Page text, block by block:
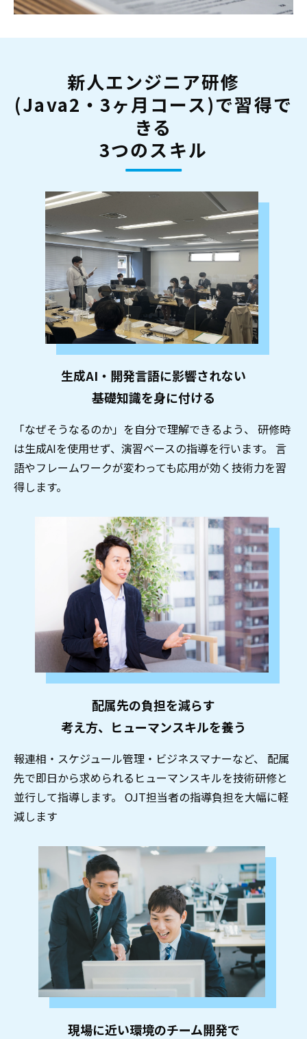
新人エンジニア研修
(Java2・3ヶ月コース)で習得で
きる
3つのスキル
生成AI・開発言語に影響されない
基礎知識を身に付ける
「なぜそうなるのか」を自分で理解できるよう、 研修時
は生成AIを使用せず、演習ベースの指導を行います。 言
語やフレームワークが変わっても応用が効く技術力を習
得します。
配属先の負担を減らす
考え方、ヒューマンスキルを養う
報連相・スケジュール管理・ビジネスマナーなど、 配属
先で即日から求められるヒューマンスキルを技術研修と
並行して指導します。 OJT担当者の指導負担を大幅に軽
減します
現場に近い環境のチーム開発で